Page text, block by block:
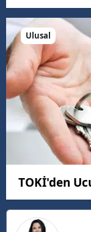
Ulusal
TOKİ'den